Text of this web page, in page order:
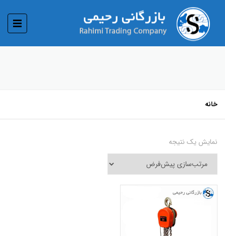
خانه
نمایش یک نتیجه